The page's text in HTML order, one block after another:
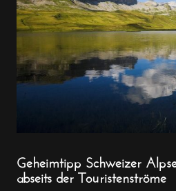
Geheimtipp Schweizer
abseits der Touristenströme